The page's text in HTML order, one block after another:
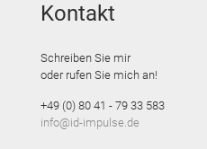
Kontakt
Schreiben Sie mir
oder rufen Sie mich an!
+49 (0) 80 41 - 79 33 583
info@id-impulse.de